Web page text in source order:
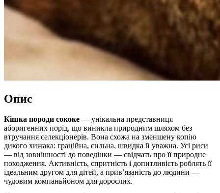
Опис
Кішка породи сококе — унікальна представниця
аборигенних порід, що виникла природним шляхом без
втручання селекціонерів. Вона схожа на зменшену копію
дикого хижака: граційна, сильна, швидка й уважна. Усі риси
— від зовнішності до поведінки — свідчать про її природне
походження. Активність, спритність і допитливість роблять її
ідеальним другом для дітей, а прив’язаність до людини —
чудовим компаньйоном для дорослих.